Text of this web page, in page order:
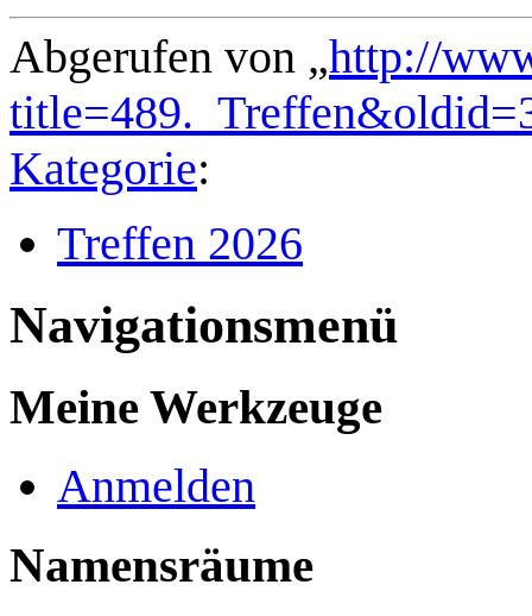
Abgerufen von „http://
Kategorie:
Treffen 2026
Navigationsmenü
Meine Werkzeuge
Anmelden
Namensräume